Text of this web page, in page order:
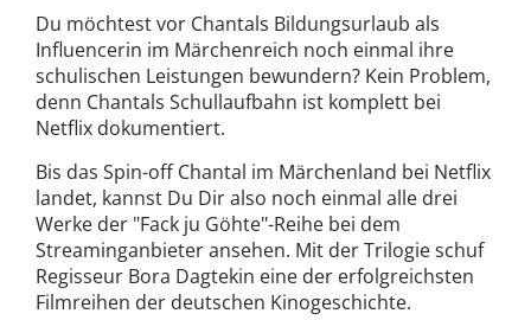
Du möchtest vor Chantals Bildungsurlaub als
Influencerin im Märchenreich noch einmal ihre
schulischen Leistungen bewundern? Kein Problem,
denn Chantals Schullaufbahn ist komplett bei
Netflix dokumentiert.
Bis das Spin-off Chantal im Märchenland bei Netflix
landet, kannst Du Dir also noch einmal alle drei
Werke der "Fack ju Göhte"-Reihe bei dem
Streaminganbieter ansehen. Mit der Trilogie schuf
Regisseur Bora Dagtekin eine der erfolgreichsten
Filmreihen der deutschen Kinogeschichte.